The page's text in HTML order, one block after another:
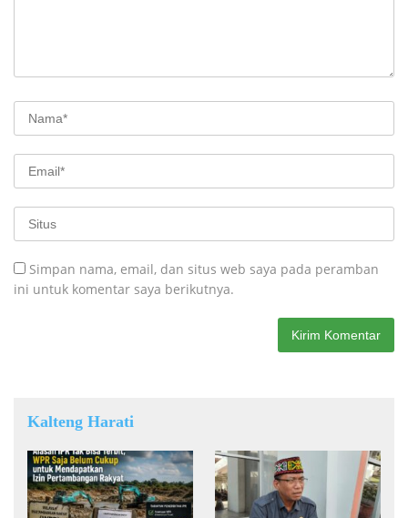
Simpan nama, email, dan situs web saya pada peramban
ini untuk komentar saya berikutnya.
Kalteng Harati